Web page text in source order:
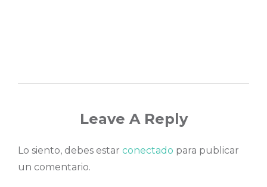
Leave A Reply
Lo siento, debes estar conectado para publicar
un comentario.